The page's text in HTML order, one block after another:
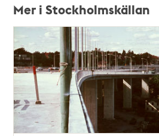
Mer i Stockholmskällan
Relaterade
poster
och
teman